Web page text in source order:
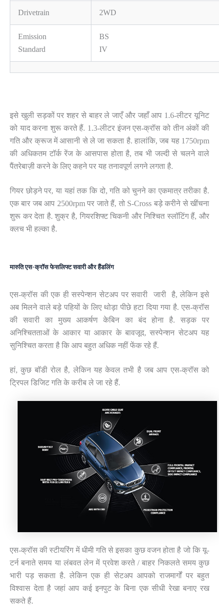
Drivetrain 2WD
Emission
Standard
BS
IV
इसे खुली सड़कों पर शहर से बाहर ले जाएँ और जहाँ आप 1.6-लीटर यूनिट
को याद करना शुरू करते हैं. 1.3-लीटर इंजन एस-क्रॉस को तीन अंकों की
गति और क्रूज में आसानी से ले जा सकता है. हालांकि, जब यह 1750rpm
की अधिकतम टॉर्क रेंज के आसपास होता है, तब भी जल्दी से चलने वाले
पैंतरेबाज़ी करने के लिए कहने पर यह तनावपूर्ण लगने लगता है.
गियर छोड़ने पर, या यहां तक ​​कि दो, गति को चुनने का एकमात्र तरीका है.
एक बार जब आप 2500rpm पर जाते हैं, तो S-Cross बड़े करीने से खींचना
शुरू कर देता है. शुक्र है, गियरशिफ्ट चिकनी और निश्चित स्लॉटिंग हैं, और
क्लच भी हल्का है.
मारुति एस-क्रॉस फेसलिफ्ट सवारी और हैंडलिंग
एस-क्रॉस की एक ही सस्पेन्शन सेटअप पर सवारी जारी है, लेकिन इसे
अब मिलने वाले बड़े पहियों के लिए थोड़ा पीछे हटा दिया गया है. एस-क्रॉस
की सवारी का मुख्य आकर्षण केबिन का बंद होना है. सड़क पर
अनिश्चितताओं के आकार या आकार के बावजूद, सस्पेन्शन सेटअप यह
सुनिश्चित करता है कि आप बहुत अधिक नहीं फेंक रहे हैं.
हां, कुछ बॉडी रोल है, लेकिन यह केवल तभी है जब आप एस-क्रॉस को
ट्रिपल डिजिट गति के करीब ले जा रहे हैं.
एस-क्रॉस की स्टीयरिंग में धीमी गति से इसका कुछ वजन होता है जो कि यू-
टर्न बनाते समय या लंबवत लेन में प्रवेश करते / बाहर निकलते समय कुछ
भारी पड़ सकता है. लेकिन एक ही सेटअप आपको राजमार्गों पर बहुत
विश्वास देता है जहां आप कई इनपुट के बिना एक सीधी रेखा बनाए रख
सकते हैं.